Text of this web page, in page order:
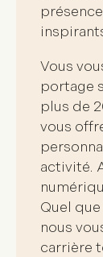
Vous
portage
plus de
vous
activité.
Quel
nous
carrière